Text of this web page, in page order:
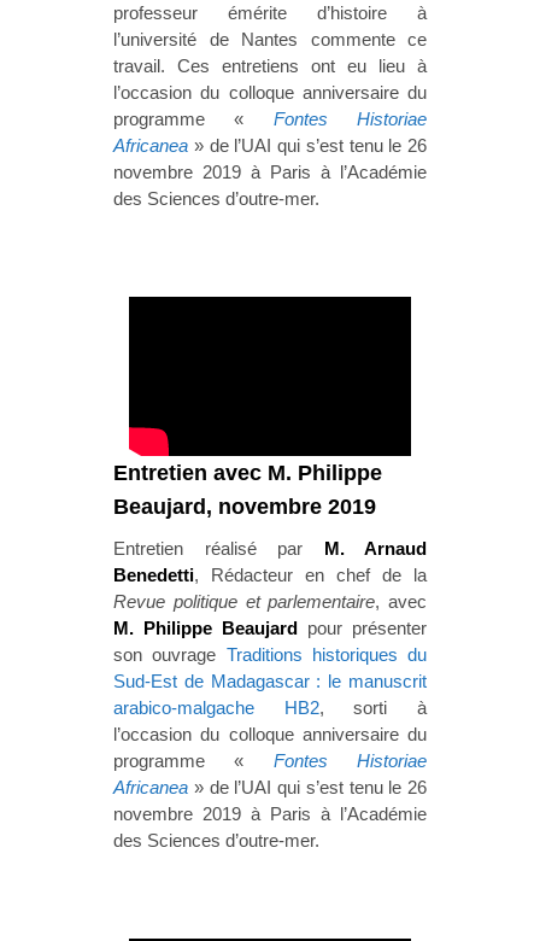
professeur émérite d’histoire à
l’université de Nantes commente ce
travail. Ces entretiens ont eu lieu à
l’occasion du colloque anniversaire du
programme « Fontes Historiae
Africanea » de l’UAI qui s’est tenu le 26
novembre 2019 à Paris à l’Académie
des Sciences d’outre-mer.
Entretien avec M. Philippe
Beaujard, novembre 2019
Entretien réalisé par M. Arnaud
Benedetti, Rédacteur en chef de la
Revue politique et parlementaire, avec
M. Philippe Beaujard pour présenter
son ouvrage Traditions historiques du
Sud-Est de Madagascar : le manuscrit
arabico-malgache HB2, sorti à
l’occasiondu colloque anniversaire du
programme « Fontes Historiae
Africanea » de l’UAI qui s’est tenu le 26
novembre 2019 à Paris à l’Académie
des Sciences d’outre-mer.